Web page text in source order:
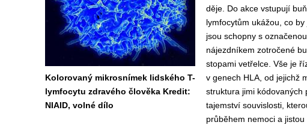
Kolorovaný mikrosnímek lidského T-
lymfocytu zdravého člověka Kredit:
NIAID, volné dílo
děje. Do akce vstupují
lymfocytům ukážou, co
jsou schopny s
nájezdníkem zotročené
stopami vetřelce. Vše je
v genech HLA, od jejichž
struktura jimi kódovaných
tajemství souvislosti,
průběhem nemoci a jistou